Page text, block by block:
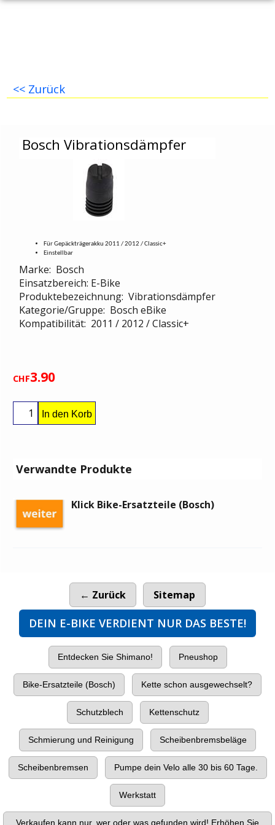
<< Zurück
Bosch Vibrationsdämpfer
Für Gepäckträgerakku 2011 / 2012 / Classic+
Einstellbar
Marke: Bosch
Einsatzbereich: E-Bike
Produktebezeichnung: Vibrationsdämpfer
Kategorie/Gruppe: Bosch eBike
Kompatibilität: 2011 / 2012 / Classic+
CHF3.90
In den Korb
Verwandte Produkte
Klick Bike-Ersatzteile (Bosch)
← Zurück Sitemap
DEIN E-BIKE VERDIENT NUR DAS BESTE!
Entdecken Sie Shimano! Pneushop
Bike-Ersatzteile (Bosch) Kette schon ausgewechselt?
Schutzblech Kettenschutz
Schmierung und Reinigung Scheibenbremsbeläge
Scheibenbremsen Pumpe dein Velo alle 30 bis 60 Tage.
Werkstatt
Verkaufen kann nur, wer oder was gefunden wird! Erhöhen Sie